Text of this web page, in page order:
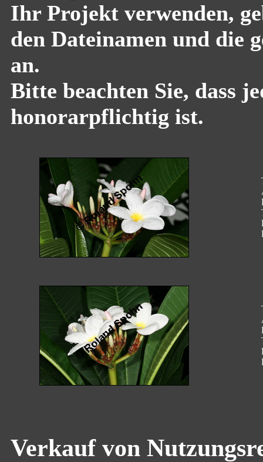
Ihr Projekt verwenden,
den Dateinamen und die
an.
Bitte beachten Sie, dass
honorarpflichtig ist.
Verkauf von